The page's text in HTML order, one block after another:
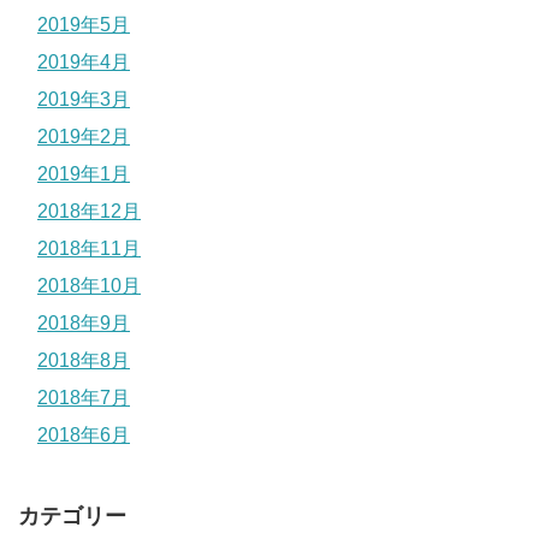
2019年5月
2019年4月
2019年3月
2019年2月
2019年1月
2018年12月
2018年11月
2018年10月
2018年9月
2018年8月
2018年7月
2018年6月
カテゴリー